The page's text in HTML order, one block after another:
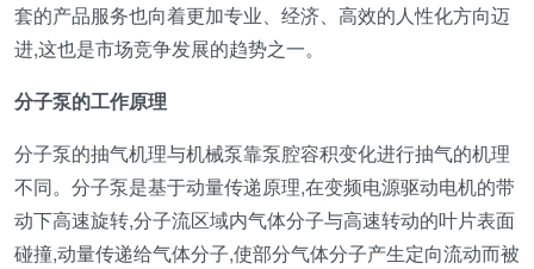
套的产品服务也向着更加专业、经济、高效的人性化方向迈
进,这也是市场竞争发展的趋势之一。
分子泵的工作原理
分子泵的抽气机理与机械泵靠泵腔容积变化进行抽气的机理
不同。分子泵是基于动量传递原理,在变频电源驱动电机的带
动下高速旋转,分子流区域内气体分子与高速转动的叶片表面
碰撞,动量传递给气体分子,使部分气体分子产生定向流动而被